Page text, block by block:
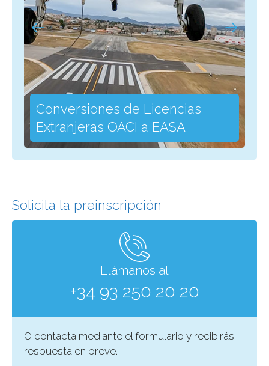
Conversiones de Licencias
Extranjeras OACI a EASA
Solicita la preinscripción
Llámanos al
+34 93 250 20 20
O contacta mediante el formulario y recibirás
respuesta en breve.